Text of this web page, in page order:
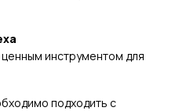
инструментом для
подходить с